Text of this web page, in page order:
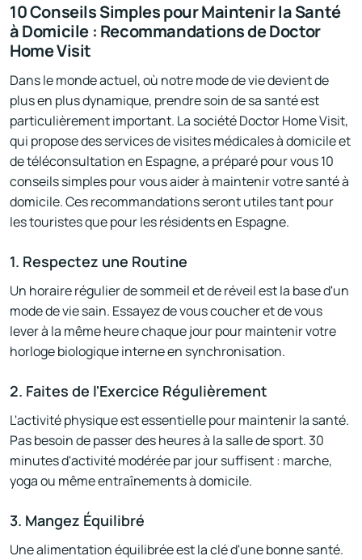
10 Conseils Simples pour Maintenir la Santé
à Domicile : Recommandations de Doctor
Home Visit
Dans le monde actuel, où notre mode de vie devient de
plus en plus dynamique, prendre soin de sa santé est
particulièrement important. La société Doctor Home Visit,
qui propose des services de visites médicales à domicile et
de téléconsultation en Espagne, a préparé pour vous 10
conseils simples pour vous aider à maintenir votre santé à
domicile. Ces recommandations seront utiles tant pour
les touristes que pour les résidents en Espagne.
1. Respectez une Routine
Un horaire régulier de sommeil et de réveil est la base d'un
mode de vie sain. Essayez de vous coucher et de vous
lever à la même heure chaque jour pour maintenir votre
horloge biologique interne en synchronisation.
2. Faites de l'Exercice Régulièrement
L'activité physique est essentielle pour maintenir la santé.
Pas besoin de passer des heures à la salle de sport. 30
minutes d'activité modérée par jour suffisent : marche,
yoga ou même entraînements à domicile.
3. Mangez Équilibré
Une alimentation équilibrée est la clé d'une bonne santé.